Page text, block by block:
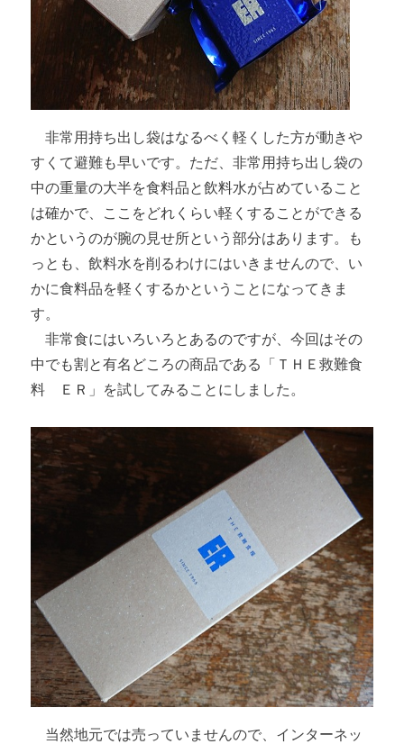
非常用持ち出し袋はなるべく軽くした方が動きや
すくて避難も早いです。ただ、非常用持ち出し袋の
中の重量の大半を食料品と飲料水が占めていること
は確かで、ここをどれくらい軽くすることができる
かというのが腕の見せ所という部分はあります。も
っとも、飲料水を削るわけにはいきませんので、い
かに食料品を軽くするかということになってきま
す。
非常食にはいろいろとあるのですが、今回はその
中でも割と有名どころの商品である「ＴＨＥ救難食
料 ＥＲ」を試してみることにしました。
当然地元では売っていませんので、インターネッ